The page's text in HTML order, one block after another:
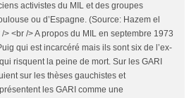
activistes du MIL et des groupes
ou d’Espagne. (Source: Hazem el
> <br /> A propos du MIL en septembre 1973
qui est incarcéré mais ils sont six de l’ex-
risquent la peine de mort. Sur les GARI
sur les thèses gauchistes et
les GARI comme une